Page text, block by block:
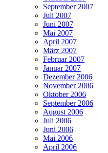
September 2007
Juli 2007
Juni 2007
Mai 2007
April 2007
März 2007
Februar 2007
Januar 2007
Dezember 2006
November 2006
Oktober 2006
September 2006
August 2006
Juli 2006
Juni 2006
Mai 2006
April 2006